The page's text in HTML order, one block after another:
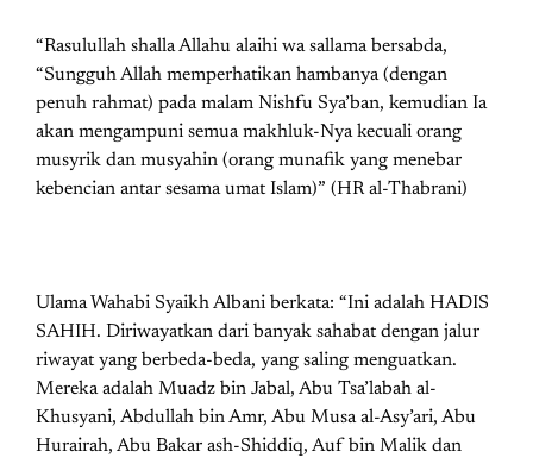
“Rasulullah shalla Allahu alaihi wa sallama bersabda,
“Sungguh Allah memperhatikan hambanya (dengan
penuh rahmat) pada malam Nishfu Sya’ban, kemudian Ia
akan mengampuni semua makhluk-Nya kecuali orang
musyrik dan musyahin (orang munafik yang menebar
kebencian antar sesama umat Islam)” (HR al-Thabrani)
Ulama Wahabi Syaikh Albani berkata: “Ini adalah HADIS
SAHIH. Diriwayatkan dari banyak sahabat dengan jalur
riwayat yang berbeda-beda, yang saling menguatkan.
Mereka adalah Muadz bin Jabal, Abu Tsa’labah al-
Khusyani, Abdullah bin Amr, Abu Musa al-Asy’ari, Abu
Hurairah, Abu Bakar ash-Shiddiq, Auf bin Malik dan